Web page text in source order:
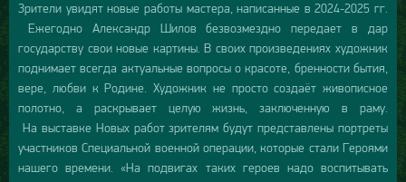
Зрители увидят новые работы мастера, написанные в 2024-2025 гг.
Ежегодно Александр Шилов безвозмездно передает в дар
государству свои новые картины. В своих произведениях художник
поднимает всегда актуальные вопросы о красоте, бренности бытия,
вере, любви к Родине. Художник не просто создаёт живописное
полотно, а раскрывает целую жизнь, заключенную в раму.
На выставке Новых работ зрителям будут представлены портреты
участников Специальной военной операции, которые стали Героями
нашего времени. «На подвигах таких героев надо воспитывать